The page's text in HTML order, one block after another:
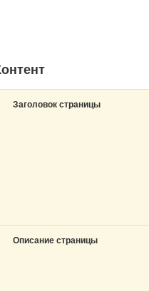
Заголовок страницы
Описание страницы